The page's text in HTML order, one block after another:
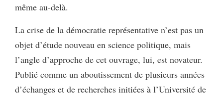
même au-delà.
La crise de la démocratie représentative n’est pas un
objet d’étude nouveau en science politique, mais
l’angle d’approche de cet ouvrage, lui, est novateur.
Publié comme un aboutissement de plusieurs années
d’échanges et de recherches initiées à l’Université de